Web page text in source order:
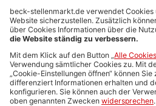
Anzeigen-
Media-